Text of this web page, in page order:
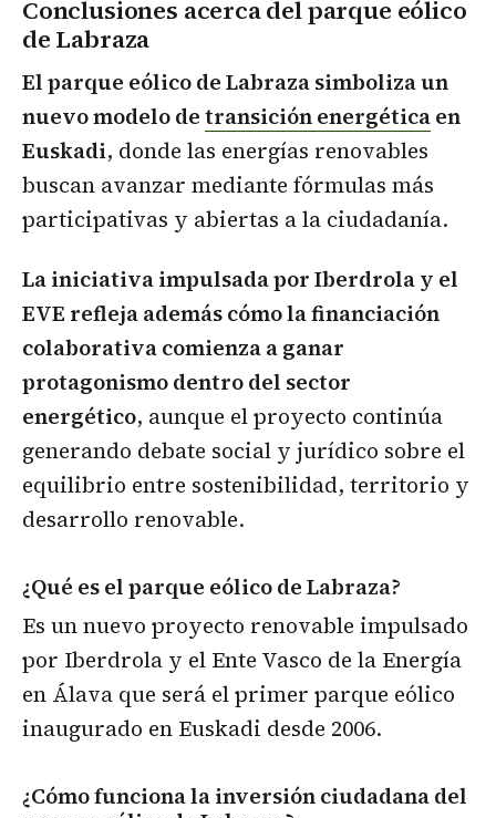
Conclusiones acerca del parque eólico
de Labraza
El parque eólico de Labraza simboliza un
nuevo modelo detransición energéticaen
Euskadi, donde las energías renovables
buscan avanzar mediante fórmulas más
participativas y abiertas a la ciudadanía.
La iniciativa impulsada por Iberdrola y el
EVE refleja además cómo la financiación
colaborativa comienza a ganar
protagonismo dentro del sector
energético, aunque el proyecto continúa
generando debate social y jurídico sobre el
equilibrio entre sostenibilidad, territorio y
desarrollo renovable.
¿Qué es el parque eólico de Labraza?
Es un nuevo proyecto renovable impulsado
por Iberdrola y el Ente Vasco de la Energía
en Álava que será el primer parque eólico
inaugurado en Euskadi desde 2006.
¿Cómo funciona la inversión ciudadana del